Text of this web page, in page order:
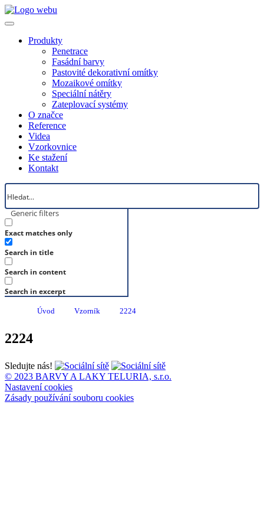
Produkty
Penetrace
Fasádní barvy
Pastovité dekorativní omítky
Mozaikové omítky
Speciální nátěry
Zateplovací systémy
O značce
Reference
Videa
Vzorkovnice
Ke stažení
Kontakt
Generic filters
Exact matches only
Search in title
Search in content
Search in excerpt
Úvod Vzorník 2224
2224
Sledujte nás!
© 2023 BARVY A LAKY TELURIA, s.r.o.
Nastavení cookies
Zásady používání souboru cookies